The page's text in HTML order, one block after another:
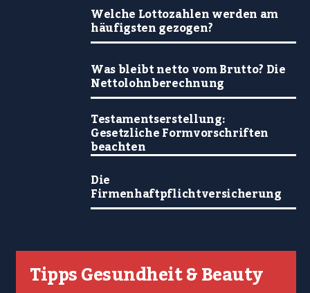
Welche Lottozahlen werden am
häufigsten gezogen?
Was bleibt netto vom Brutto? Die
Nettolohnberechnung
Testamentserstellung:
Gesetzliche Formvorschriften
beachten
Die
Firmenhaftpflichtversicherung
Tipps Gesundheit & Beauty